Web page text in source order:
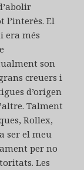
l’interès. El
era més
son
creuers i
d’origen
Talment
Rollex,
ser el meu
per no
Les